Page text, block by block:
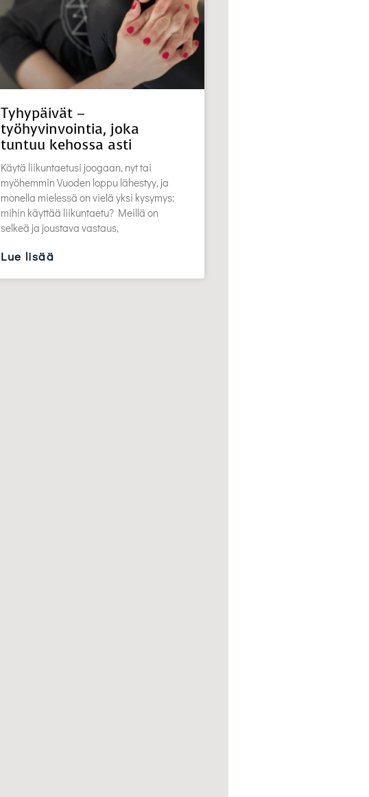
Tyhypäivät –
työhyvinvointia, joka
tuntuu kehossa asti
Käytä liikuntaetusi joogaan, nyt tai
myöhemmin Vuoden loppu lähestyy, ja
monella mielessä on vielä yksi kysymys:
mihin käyttää liikuntaetu? Meillä on
selkeä ja joustava vastaus,
Lue lisää